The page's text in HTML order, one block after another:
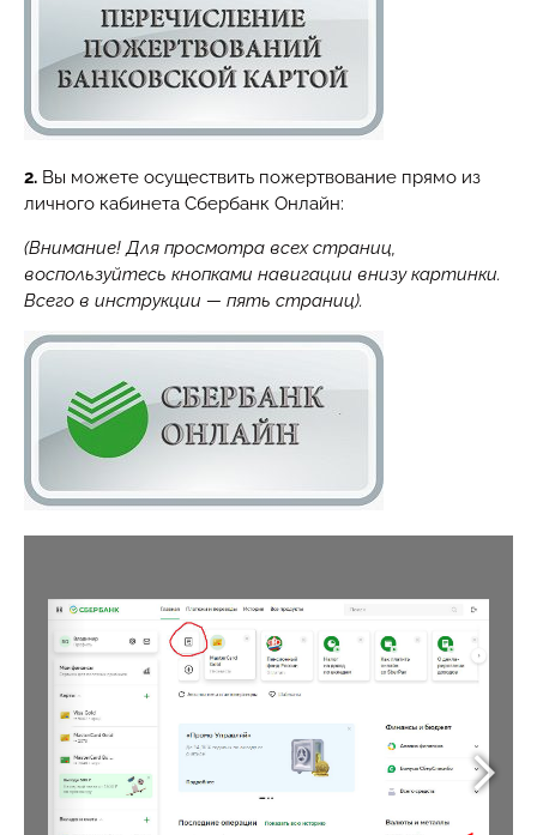
2. Вы можете осуществить пожертвование прямо из
личного кабинета Сбербанк Онлайн:
(Внимание! Для просмотра всех страниц,
воспользуйтесь кнопками навигации внизу картинки.
Всего в инструкции — пять страниц).